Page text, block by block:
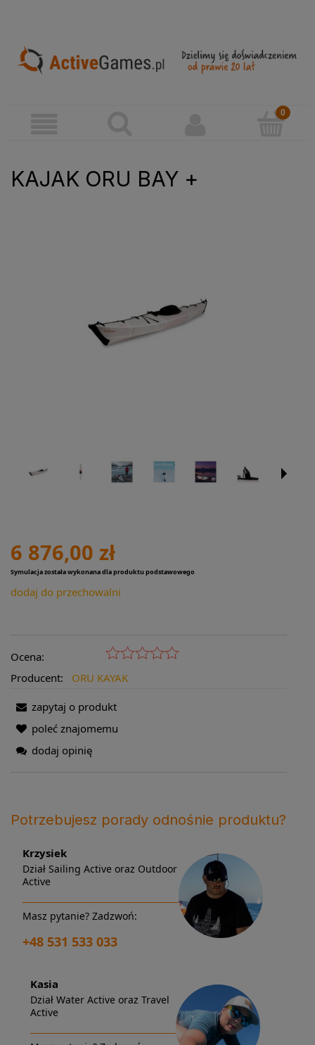
KAJAK ORU BAY +
6 876,00 zł
Symulacja została wykonana dla produktu podstawowego
dodaj do przechowalni
Ocena:
Producent:
ORU KAYAK
zapytaj o produkt
poleć znajomemu
dodaj opinię
Potrzebujesz porady odnośnie produktu?
Krzysiek
Dział Sailing Active oraz Outdoor
Active
Masz pytanie? Zadzwoń:
+48 531 533 033
Kasia
Dział Water Active oraz Travel
Active